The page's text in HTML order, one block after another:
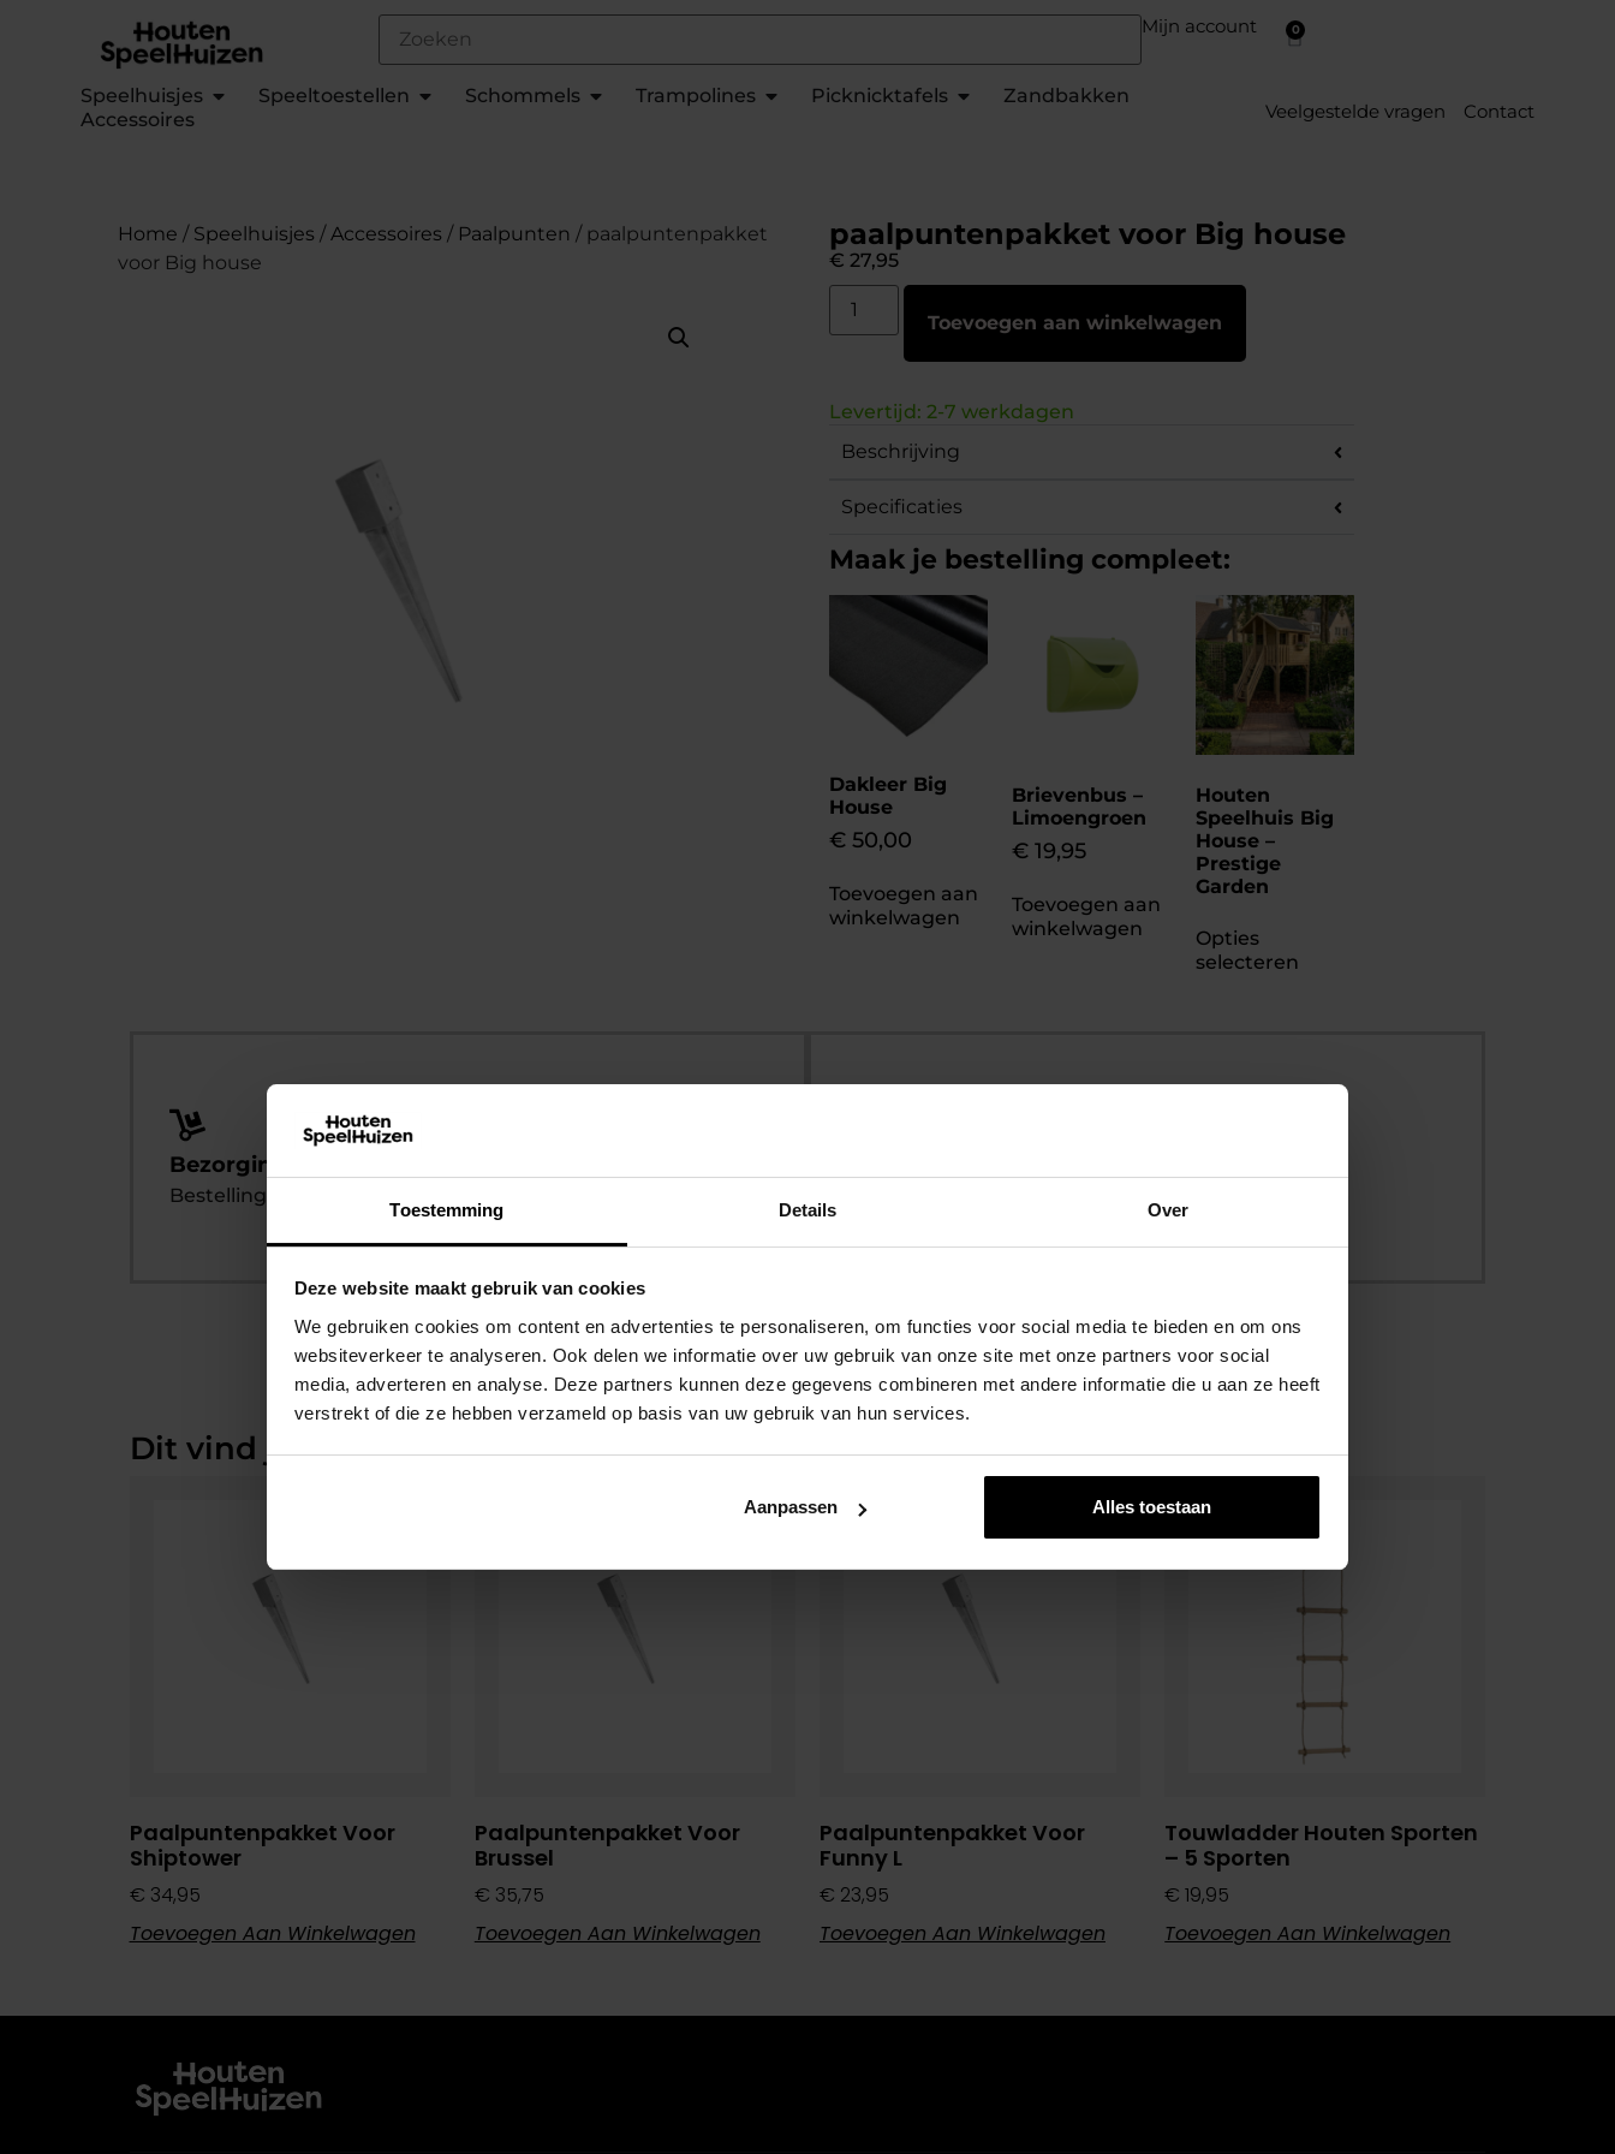
Toestemming Details Over
Deze website maakt gebruik van cookies
We gebruiken cookies om content en advertenties te personaliseren, om functies voor social media te bieden en om ons
websiteverkeer te analyseren. Ook delen we informatie over uw gebruik van onze site met onze partners voor social
media, adverteren en analyse. Deze partners kunnen deze gegevens combineren met andere informatie die u aan ze heeft
verstrekt of die ze hebben verzameld op basis van uw gebruik van hun services.
Aanpassen Alles toestaan
Mijn account 0
Speelhuisjes Speeltoestellen Schommels Trampolines Picknicktafels
Zandbakken
Accessoires
Veelgestelde vragen Contact
paalpuntenpakket voor Big house
€ 27,95
Toevoegen aan winkelwagen
Levertijd: 2-7 werkdagen
Beschrijving
Specificaties
Maak je bestelling compleet:
Dakleer Big
House
€50,00
Toevoegen aan
winkelwagen
Brievenbus –
Limoengroen
€ 19,95
Toevoegen aan
winkelwagen
Houten
Speelhuis Big
House –
Prestige
Garden
Opties
selecteren
Home / Speelhuisjes /Accessoires / Paalpunten / paalpuntenpakket
voor Big house
Bezorging of zelf af te halen
Bestelling afhalen? Dat kan altijd!
Dit vind je misschien ook interessant
Paalpuntenpakket Voor
Shiptower
€ 34,95
Toevoegen Aan Winkelwagen
Paalpuntenpakket Voor
Brussel
€ 35,75
Toevoegen Aan Winkelwagen
Paalpuntenpakket Voor
Funny L
€ 23,95
Toevoegen Aan Winkelwagen
Touwladder Houten Sporten
– 5 Sporten
€ 19,95
Toevoegen Aan Winkelwagen